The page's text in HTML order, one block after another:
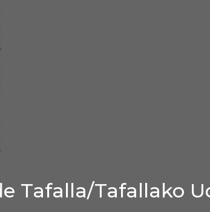
Tafalla/Tafallako